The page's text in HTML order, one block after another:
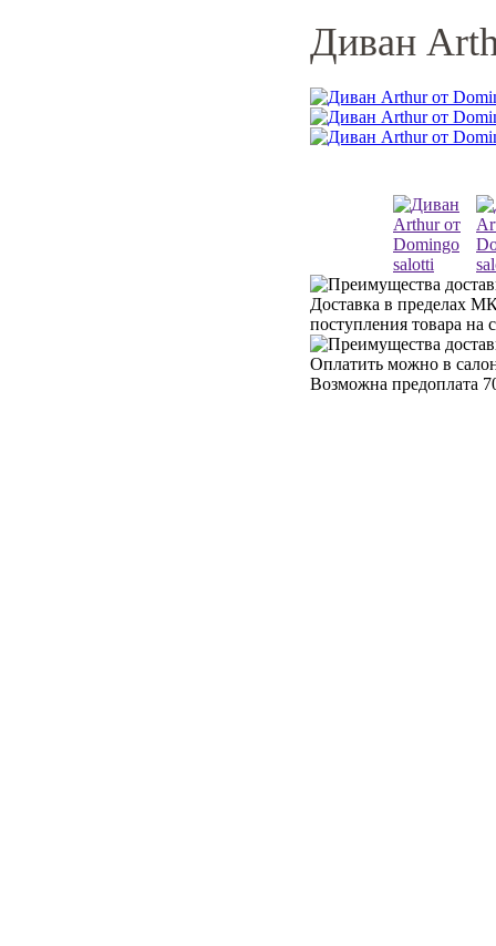
Диван
Доставка в пределах
поступления товара на
Оплатить можно в
Возможна предоплата